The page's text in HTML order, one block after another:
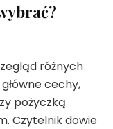
różnych
cechy,
pożyczką
Czytelnik dowie